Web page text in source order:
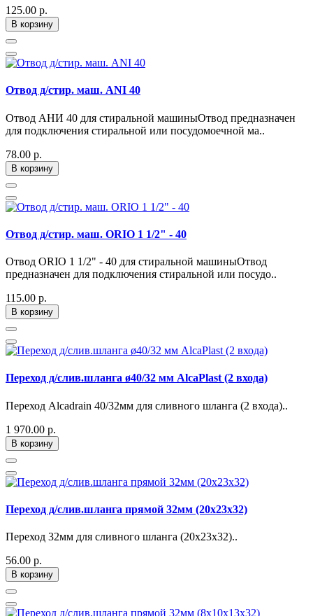
125.00 р.
В корзину
Отвод д/стир. маш. ANI 40
Отвод АНИ 40 для стиральной машиныОтвод предназначен
для подключения стиральной или посудомоечной ма..
78.00 р.
В корзину
Отвод д/стир. маш. ORIO 1 1/2" - 40
Отвод ORIO 1 1/2" - 40 для стиральной машиныОтвод
предназначен для подключения стиральной или посудо..
115.00 р.
В корзину
Переход д/слив.шланга ø40/32 мм AlcaPlast (2 входа)
Переход Alcadrain 40/32мм для сливного шланга (2 входа)..
1 970.00 р.
В корзину
Переход д/слив.шланга прямой 32мм (20х23х32)
Переход 32мм для сливного шланга (20х23х32)..
56.00 р.
В корзину